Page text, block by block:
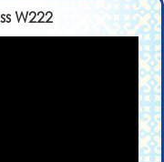
W222